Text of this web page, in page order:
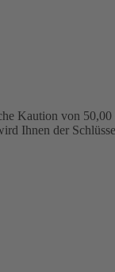
Kaution von 50,00
Ihnen der